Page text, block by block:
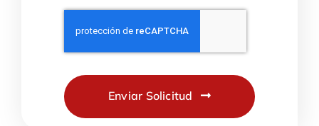
Enviar Solicitud